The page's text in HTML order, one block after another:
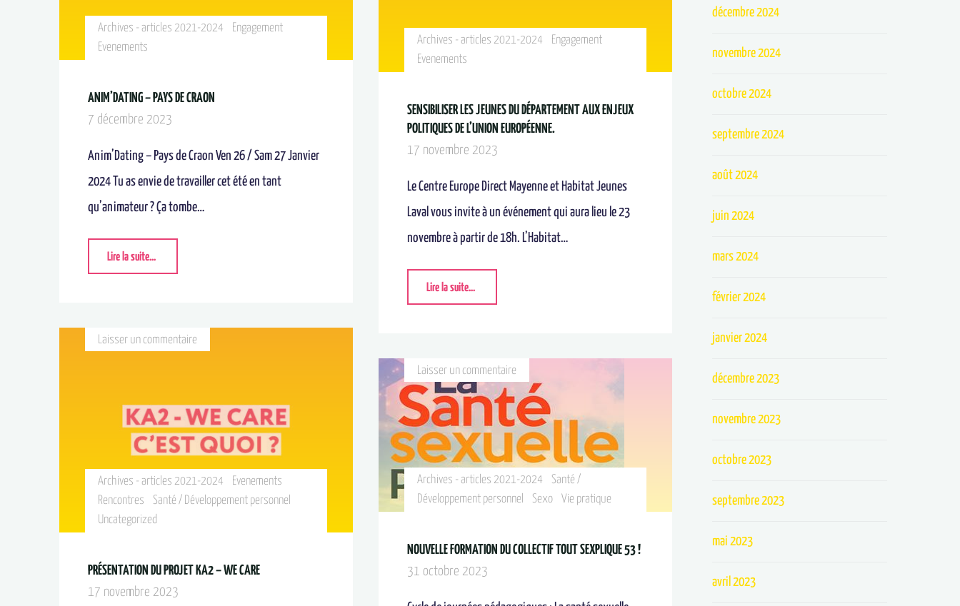
Archives - articles 2021-2024
Engagement
Evenements
ANIM’DATING – PAYS DE CRAON
7 décembre 2023
Anim’Dating – Pays de Craon Ven 26 / Sam 27 Janvier
2024 Tu as envie de travailler cet été en tant
qu’animateur ? Ça tombe…
Lire la suite...
Archives - articles 2021-2024
Engagement
Evenements
SENSIBILISER LES JEUNES DU DÉPARTEMENT AUX ENJEUX
POLITIQUES DE L’UNION EUROPÉENNE.
17 novembre 2023
Le Centre Europe Direct Mayenne et Habitat Jeunes
Laval vous invite à un événement qui aura lieu le 23
novembre à partir de 18h. L’Habitat…
Lire la suite...
Archives - articles 2021-2024
Evenements
Rencontres
Santé / Développement personnel
Uncategorized
Laisser un commentaire
PRÉSENTATION DU PROJET KA2 – WE CARE
17 novembre 2023
Archives - articles 2021-2024
Santé /
Développement personnel
Sexo Vie pratique
Laisser un commentaire
NOUVELLE FORMATION DU COLLECTIF TOUT SEXPLIQUE 53 !
31 octobre 2023
décembre 2024
novembre 2024
octobre 2024
septembre 2024
août 2024
juin 2024
mars 2024
février 2024
janvier 2024
décembre 2023
novembre 2023
octobre 2023
septembre 2023
mai 2023
avril 2023